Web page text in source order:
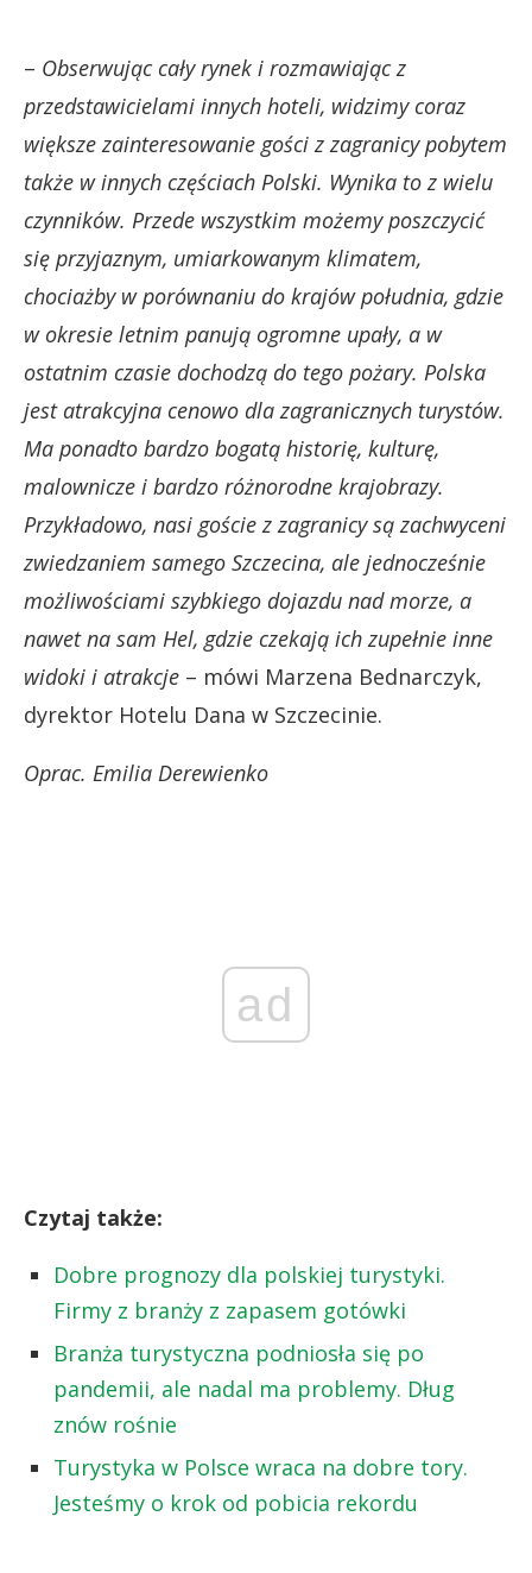
– Obserwując cały rynek i rozmawiając z
przedstawicielami innych hoteli, widzimy coraz
większe zainteresowanie gości z zagranicy pobytem
także w innych częściach Polski. Wynika to z wielu
czynników. Przede wszystkim możemy poszczycić
się przyjaznym, umiarkowanym klimatem,
chociażby w porównaniu do krajów południa, gdzie
w okresie letnim panują ogromne upały, a w
ostatnim czasie dochodzą do tego pożary. Polska
jest atrakcyjna cenowo dla zagranicznych turystów.
Ma ponadto bardzo bogatą historię, kulturę,
malownicze i bardzo różnorodne krajobrazy.
Przykładowo, nasi goście z zagranicy są zachwyceni
zwiedzaniem samego Szczecina, ale jednocześnie
możliwościami szybkiego dojazdu nad morze, a
nawet na sam Hel, gdzie czekają ich zupełnie inne
widoki i atrakcje – mówi Marzena Bednarczyk,
dyrektor Hotelu Dana w Szczecinie.
Oprac. Emilia Derewienko
ad
Czytaj także:
Dobre prognozy dla polskiej turystyki.
Firmy z branży z zapasem gotówki
Branża turystyczna podniosła się po
pandemii, ale nadal ma problemy. Dług
znów rośnie
Turystyka w Polsce wraca na dobre tory.
Jesteśmy o krok od pobicia rekordu